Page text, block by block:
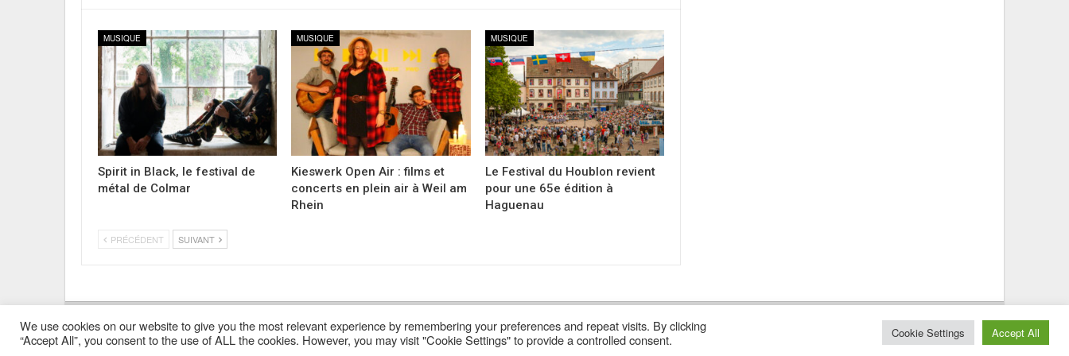
MUSIQUE
Spirit in Black, le festival de
métal de Colmar
MUSIQUE
Kieswerk Open Air : films et
concerts en plein air à Weil am
Rhein
MUSIQUE
Le Festival du Houblon revient
pour une 65e édition à
Haguenau
PRÉCÉDENT SUIVANT
Mentions Légales Contacts Où Trouver Poly ? Lire Les Anciens N° S’abonner À Poly Qui Sommes-Nous ? © 2025 – Magazine Poly – BKN
We use cookies on our website to give you the most relevant experience by remembering your preferences and repeat visits. By clicking
“Accept All”, you consent to the use of ALL the cookies. However, you may visit "Cookie Settings" to provide a controlled consent.
Cookie Settings Accept All